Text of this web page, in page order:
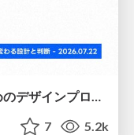
AI-Slopなデザインを生まないためのデザインプロセス戦略
7 5.2k